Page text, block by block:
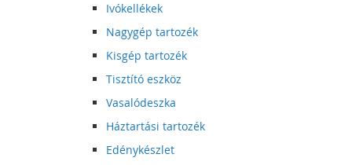
Ivókellékek
Nagygép tartozék
Kisgép tartozék
Tisztító eszköz
Vasalódeszka
Háztartási tartozék
Edénykészlet